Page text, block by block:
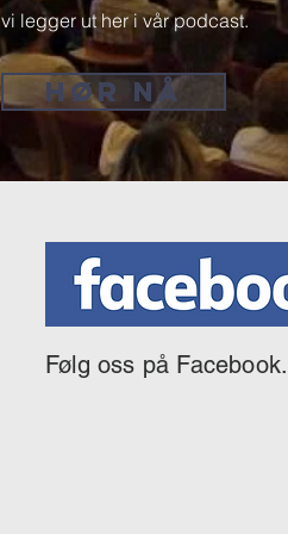
vi legger ut her i vår podcast.
HØR NÅ
Følg oss på Facebook.